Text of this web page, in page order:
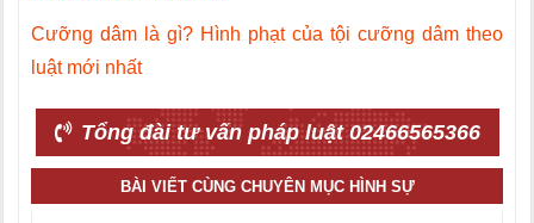
Cưỡng dâm là gì? Hình phạt của tội cưỡng dâm theo
luật mới nhất
Tổng đài tư vấn pháp luật 02466565366
BÀI VIẾT CÙNG CHUYÊN MỤC HÌNH SỰ